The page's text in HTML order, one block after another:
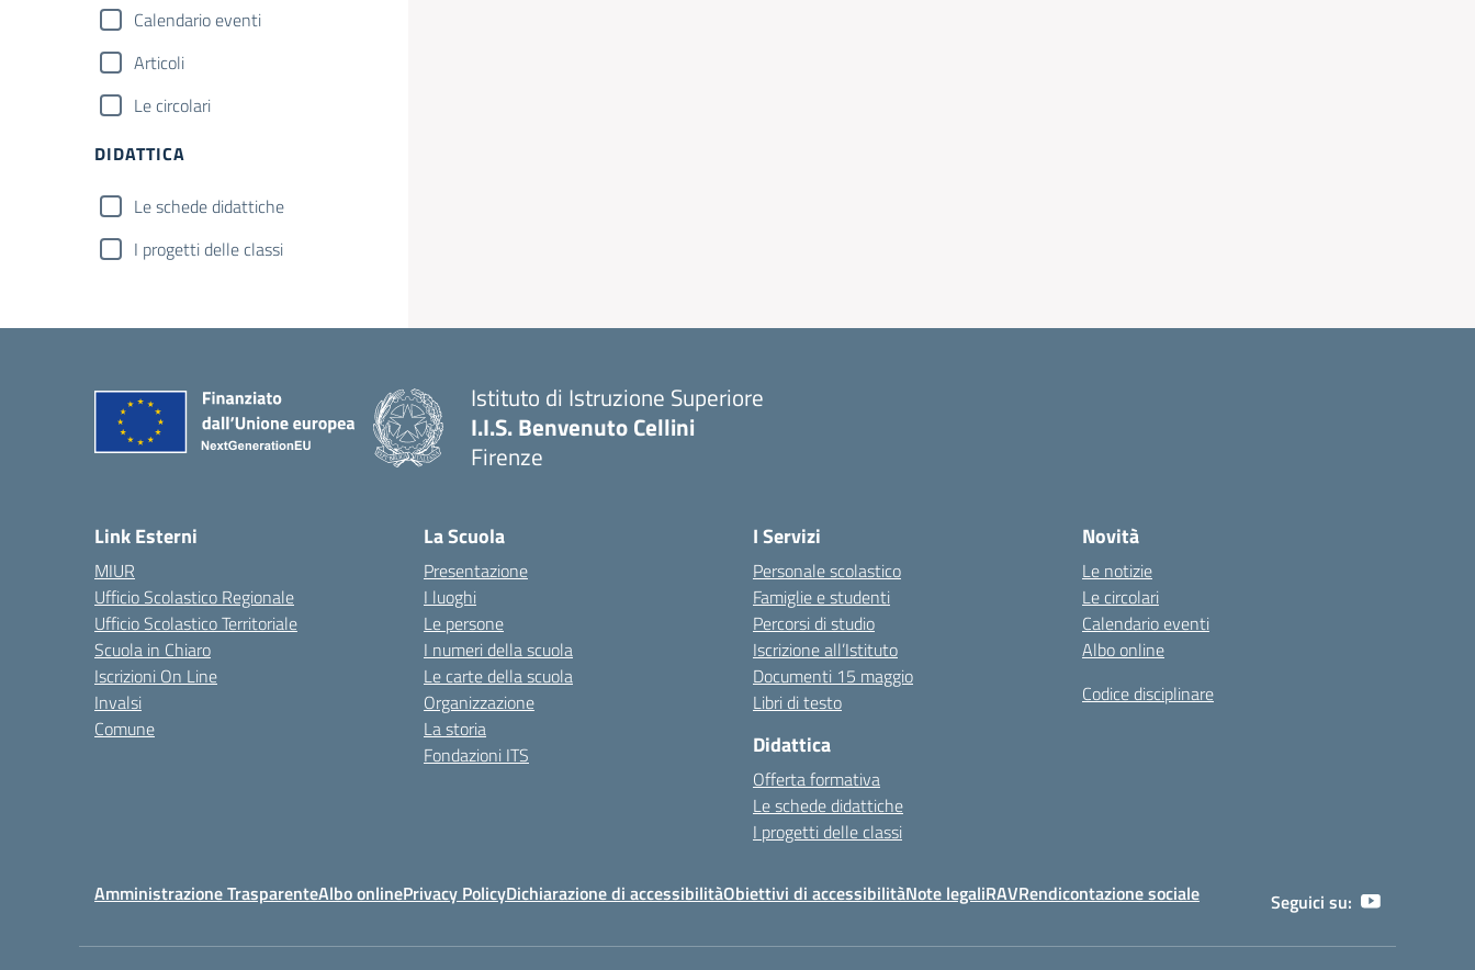
Calendario eventi
Articoli
Le circolari
DIDATTICA
Le schede didattiche
I progetti delle classi
Istituto di Istruzione Superiore
I.I.S. Benvenuto Cellini
Firenze
Link Esterni
MIUR
Ufficio Scolastico Regionale
Ufficio Scolastico Territoriale
Scuola in Chiaro
Iscrizioni On Line
Invalsi
Comune
La Scuola
Presentazione
I luoghi
Le persone
I numeri della scuola
Le carte della scuola
Organizzazione
La storia
Fondazioni ITS
I Servizi
Personale scolastico
Famiglie e studenti
Percorsi di studio
Iscrizione all’Istituto
Documenti 15 maggio
Libri di testo
Didattica
Offerta formativa
Le schede didattiche
I progetti delle classi
Novità
Le notizie
Le circolari
Calendario eventi
Albo online
Codice disciplinare
Amministrazione TrasparenteAlbo onlinePrivacy PolicyDichiarazione di accessibilitàObiettivi di accessibilitàNote legaliRAVRendicontazione sociale Seguici su: